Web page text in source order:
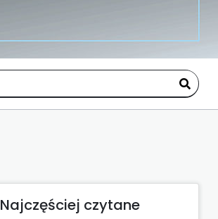
Najczęściej czytane